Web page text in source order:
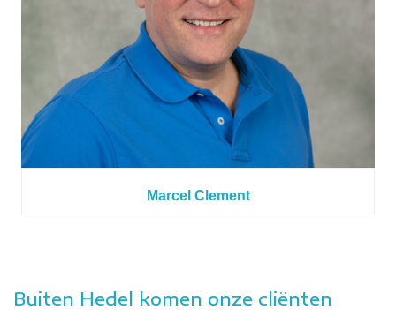
Marcel Clement
Buiten Hedel komen onze cliënten